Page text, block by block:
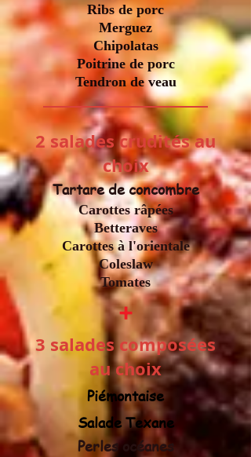
Ribs de porc
Merguez
Chipolatas
Poitrine de porc​
Tendron de veau
+
2 salades crudités au
choix
Tartare de concombre
Carottes râpées
Betteraves
Carottes à l'orientale
Coleslaw
Tomates
3 salades composées
au choix
Piémontaise
Salade Texane
Perles océanes